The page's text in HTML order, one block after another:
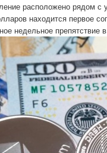
расположено рядом
находится первое
недельное